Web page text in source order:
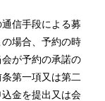
信手段による募
場合、予約の時
が予約の承諾の
第一項又は第二
金を提出又は会